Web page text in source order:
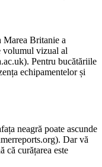
Britanie a
volumul vizual al
Pentru bucătăriile
echipamentelor și
neagră poate ascunde
Dar vă
că curățarea este